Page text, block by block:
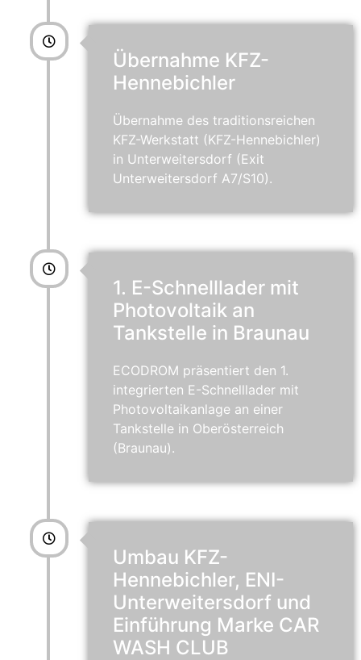
Übernahme KFZ-
Hennebichler
Übernahme des traditionsreichen
KFZ-Werkstatt (KFZ-Hennebichler)
in Unterweitersdorf (Exit
Unterweitersdorf A7/S10).
1. E-Schnelllader mit
Photovoltaik an
Tankstelle in Braunau
ECODROM präsentiert den 1.
integrierten E-Schnelllader mit
Photovoltaikanlage an einer
Tankstelle in Oberösterreich
(Braunau).
Umbau KFZ-
Hennebichler, ENI-
Unterweitersdorf und
Einführung Marke CAR
WASH CLUB